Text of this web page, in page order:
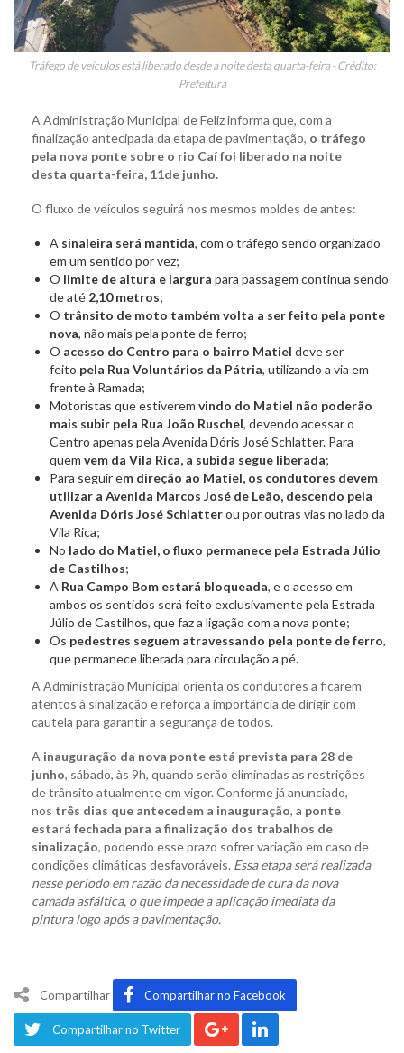
Tráfego de veículos está liberado desde a noite desta quarta-feira - Crédito:
Prefeitura
A Administração Municipal de Feliz informa que, com a
finalização antecipada da etapa de pavimentação, o tráfego
pela nova ponte sobre o rio Caí foi liberado na noite
desta quarta-feira, 11de junho.
O fluxo de veículos seguirá nos mesmos moldes de antes:
A sinaleira será mantida, com o tráfego sendo organizado
em um sentido por vez;
O limite de altura e largura para passagem continua sendo
de até 2,10 metros;
O trânsito de moto também volta a ser feito pela ponte
nova, não mais pela ponte de ferro;
O acesso do Centro para o bairro Matiel deve ser
feito pela Rua Voluntários da Pátria, utilizando a via em
frente à Ramada;
Motoristas que estiverem vindo do Matiel não poderão
mais subir pela Rua João Ruschel, devendo acessar o
Centro apenas pela Avenida Dóris José Schlatter. Para
quem vem da Vila Rica, a subida segue liberada;
Para seguir em direção ao Matiel, os condutores devem
utilizar a Avenida Marcos José de Leão, descendo pela
Avenida Dóris José Schlatterou por outras vias no lado da
Vila Rica;
No lado do Matiel, o fluxo permanece pela Estrada Júlio
de Castilhos;
A Rua Campo Bom estará bloqueada, e o acesso em
ambos os sentidos será feito exclusivamente pela Estrada
Júlio de Castilhos, que faz a ligação com a nova ponte;
Os pedestres seguem atravessando pela ponte de ferro,
que permanece liberada para circulação a pé.
A Administração Municipal orienta os condutores a ficarem
atentos à sinalização e reforça a importância de dirigir com
cautela para garantir a segurança de todos.
A inauguração da nova ponte está prevista para 28 de
junho, sábado, às 9h, quando serão eliminadas as restrições
de trânsito atualmente em vigor. Conforme já anunciado,
nos três dias que antecedem a inauguração, a ponte
estará fechada para a finalização dos trabalhos de
sinalização, podendo esse prazo sofrer variação em caso de
condições climáticas desfavoráveis. Essa etapa será realizada
nesse período em razão da necessidade de cura da nova
camada asfáltica, o que impede a aplicação imediata da
pintura logo após a pavimentação.
Compartilhar Compartilhar no Facebook
Compartilhar no Twitter